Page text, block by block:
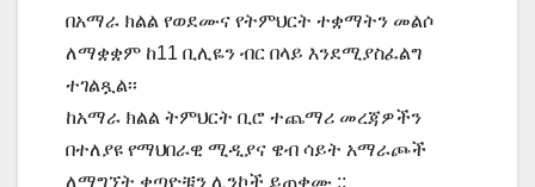
በአማራ ክልል የወደሙና የትምህርት ተቋማትን መልሶ
ለማቋቋም ከ11 ቢሊዬን ብር በላይ እንደሚያስፈልግ
ተገልጿል፡፡
ከአማራ ክልል ትምህርት ቢሮ ተጨማሪ መረጃዎችን
በተለያዩ የማህበራዊ ሚዲያና ዌብ ሳይት አማራጮች
ለማግኘት ቀጣዮቹን ሊንኮች ይጠቀሙ ::